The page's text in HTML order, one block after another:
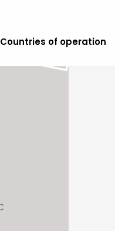
Countries of operation